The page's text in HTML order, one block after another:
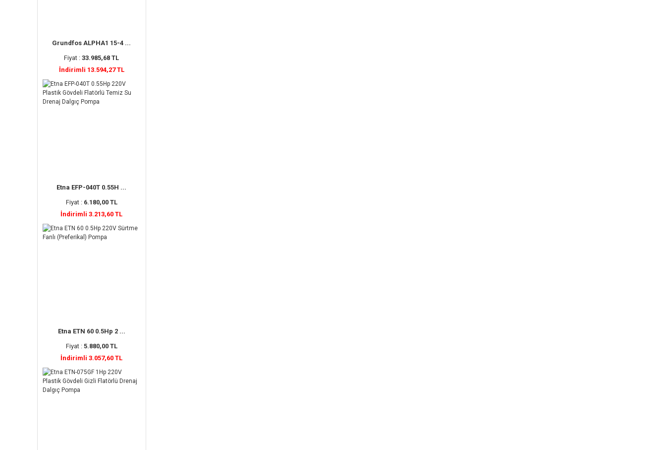
Grundfos ALPHA1 15-4 ...
Fiyat :33.985,68 TL
İndirimli 13.594,27 TL
Etna EFP-040T 0.55H ...
Fiyat : 6.180,00 TL
İndirimli 3.213,60 TL
Etna ETN 60 0.5Hp 2 ...
Fiyat : 5.880,00 TL
İndirimli 3.057,60 TL